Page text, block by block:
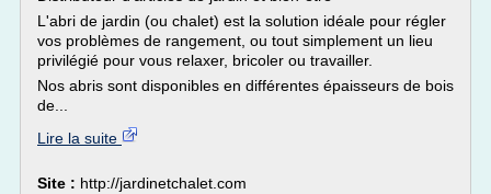
L'abri de jardin (ou chalet) est la solution idéale pour régler
vos problèmes de rangement, ou tout simplement un lieu
privilégié pour vous relaxer, bricoler ou travailler.
Nos abris sont disponibles en différentes épaisseurs de bois
de...
Lire la suite
Site : http://jardinetchalet.com